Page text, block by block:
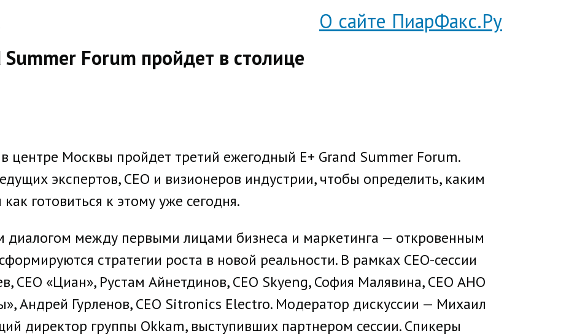
О сайте ПиарФакс.Ру
Forum пройдет в столице
центре Москвы пройдет третий ежегодный E+ Grand Summer Forum.
экспертов, СЕО и визионеров индустрии, чтобы определить, каким
готовиться к этому уже сегодня.
между первыми лицами бизнеса и маркетинга — откровенным
стратегии роста в новой реальности. В рамках CEO-сессии
CEO «Циан», Рустам Айнетдинов, CEO Skyeng, София Малявина, CEO АНО
Андрей Гурленов, CEO Sitronics Electro. Модератор дискуссии — Михаил
директор группы Okkam, выступивших партнером сессии. Спикеры